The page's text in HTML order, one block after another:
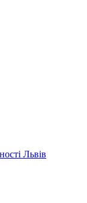
Львів